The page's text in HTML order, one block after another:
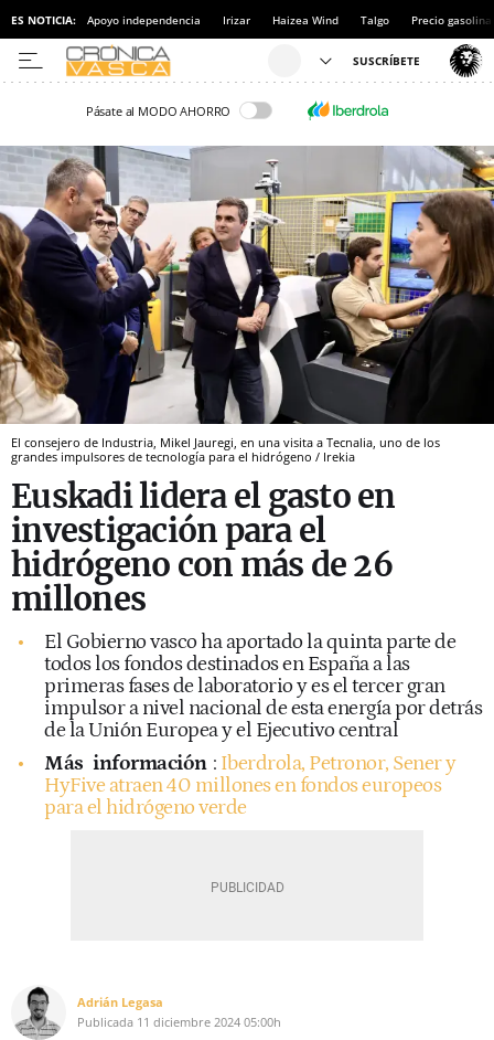
ES NOTICIA: Apoyo independencia Irizar Haizea Wind Talgo Precio gasolina
Pásate al MODO AHORRO
El consejero de Industria, Mikel Jauregi, en una visita a Tecnalia, uno de los
grandes impulsores de tecnología para el hidrógeno / Irekia
Euskadi lidera el gasto en
investigación para el
hidrógeno con más de 26
millones
El Gobierno vasco ha aportado la quinta parte de
todos los fondos destinados en España a las
primeras fases de laboratorio y es el tercer gran
impulsor a nivel nacional de esta energía por detrás
de la Unión Europea y el Ejecutivo central
Más información : Iberdrola, Petronor, Sener y
HyFive atraen 40 millones en fondos europeos
para el hidrógeno verde
Adrián Legasa
Publicada 11 diciembre 2024 05:00h